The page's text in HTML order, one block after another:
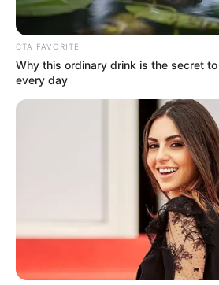
CTA FAVORITE
Why this ordinary drink is the secret
every day